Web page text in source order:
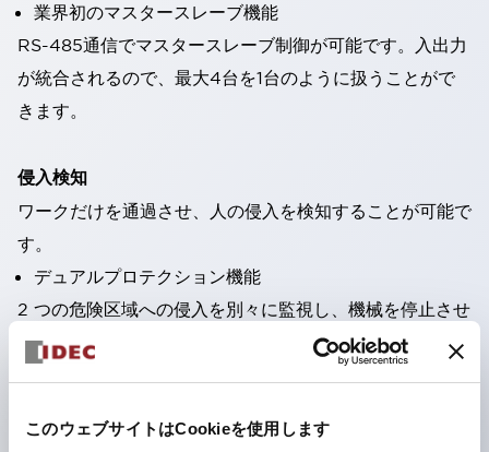
このウェブサイトはCookieを使用します
業界初のマスタースレーブ機能
RS-485通信でマスタースレーブ制御が可能です。入出力
が統合されるので、最大4台を1台のように扱うことがで
きます。
侵入検知
ワークだけを通過させ、人の侵入を検知することが可能で
す。
デュアルプロテクション機能
2 つの危険区域への侵入を別々に監視し、機械を停止させ
ることができます。反射形センサなどで面倒な光軸合わせ
不意の位置ずれでも安全を維持